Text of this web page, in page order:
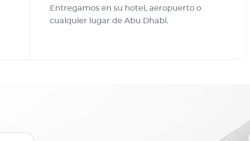
Entregamos en su hotel, aeropuerto o
cualquier lugar de Abu Dhabi.